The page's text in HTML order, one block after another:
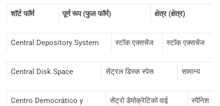
शॉर्ट फॉर्म पूर्ण रूप (फुल फॉर्म) क्षेत्र (क्षेत्र)
Central Depository System स्टॉक एक्सचेंज स्टॉक एक्सचेंज
Central Disk Space सेंट्रल डिस्क स्पेस सामान्य
Centro Democrático y
सेंट्रो डेमोक्रेटिको वाई
स्पैनिश